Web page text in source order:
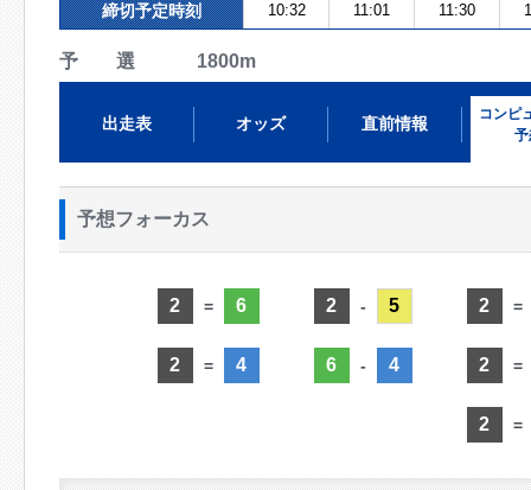
締切予定時刻 10:32 11:01 11:30
予 選 1800m
出走表 オッズ 直前情報
コンピ
予
予想フォーカス
2 = 6
2 = 4
2 - 5
6 - 4
2 =
2 =
2 =